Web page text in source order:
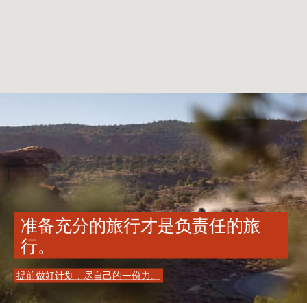
准备充分的旅行才是负责任的旅
行。
提前做好计划，尽自己的一份力。